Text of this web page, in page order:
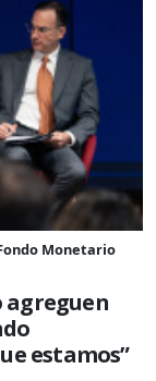
Monetario
agreguen
estamos”